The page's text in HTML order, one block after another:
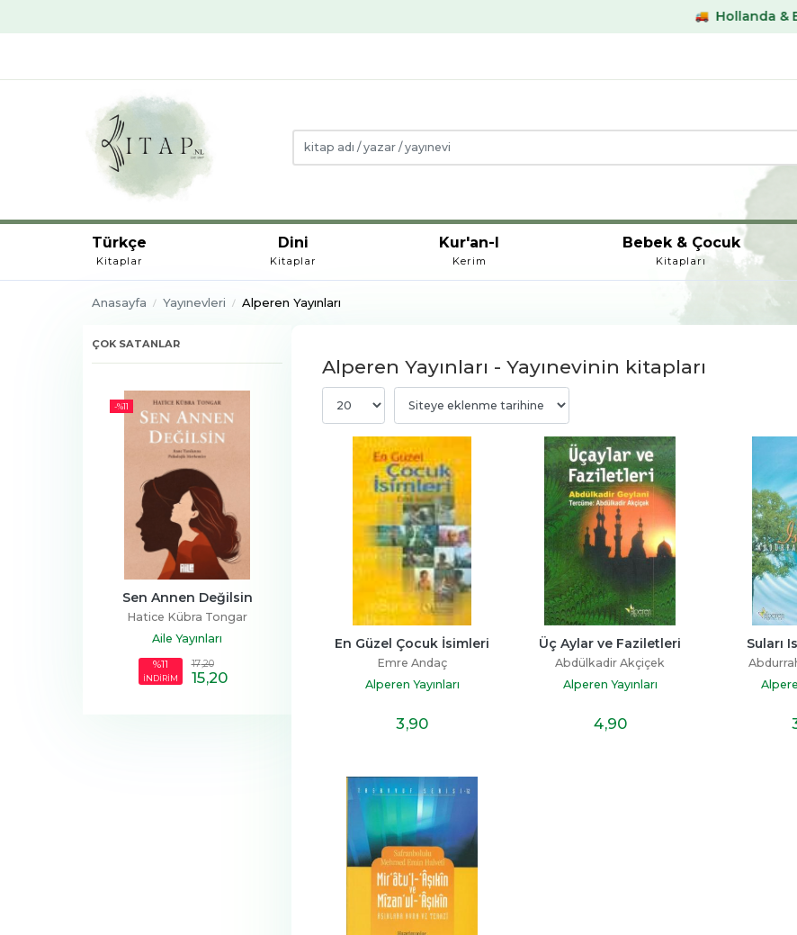
Hollanda & Belçika
Türkçe
Kitaplar
Dini
Kitaplar
Kur'an-I
Kerim
Bebek & Çocuk
Kitapları
Anasayfa Yayınevleri Alperen Yayınları
ÇOK SATANLAR
-%11
Sen Annen Değilsin
Hatice Kübra Tongar
Aile Yayınları
%11
İNDİRİM
17,20
15,20
Gece Günlüğü
Elif Erdenay
Nemesis Kitap
16,90
Şeker Portakalı
Jose Mauro De Vasconcelos
Can Yayınları
,50
Kalbi İyi Olanın
Zordur
Miraç Çağrı
İndigo Kitap
,10
Alperen Yayınları - Yayınevinin kitapları
En Güzel Çocuk İsimleri
Emre Andaç
Alperen Yayınları
3,90
Üç Aylar ve Faziletleri
Abdülkadir Akçiçek
Alperen Yayınları
4,90
Suları